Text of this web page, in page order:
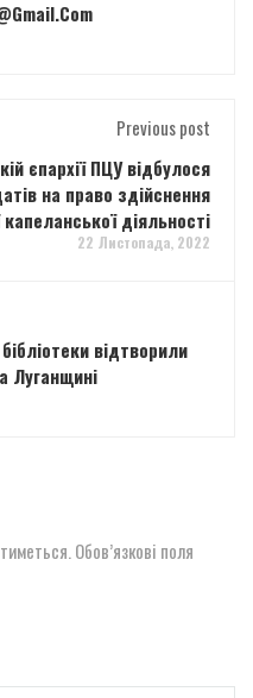
Previous post
єпархії ПЦУ відбулося
на право здійснення
капеланської діяльності
22 Листопада, 2022
відтворили
Луганщині
Обов’язкові поля